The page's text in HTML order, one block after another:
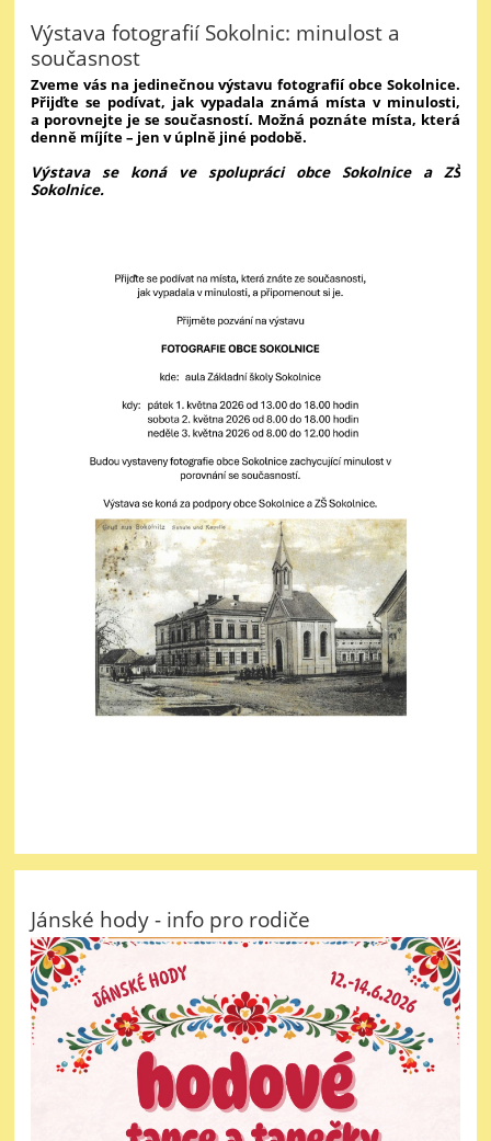
Výstava fotografií Sokolnic: minulost a
současnost
Zveme vás na jedinečnou výstavu fotografií obce Sokolnice.
Přijďte se podívat, jak vypadala známá místa v minulosti,
a porovnejte je se současností. Možná poznáte místa, která
denně míjíte – jen v úplně jiné podobě.
Výstava se koná ve spolupráci obce Sokolnice a ZŠ
Sokolnice.
Jánské hody - info pro rodiče